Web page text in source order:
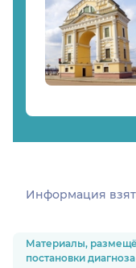
Информация
Материалы,
постановки